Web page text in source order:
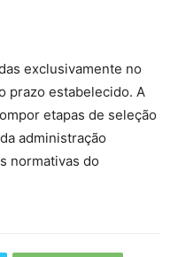
exclusivamente no
prazo estabelecido. A
etapas de seleção
administração
normativas do